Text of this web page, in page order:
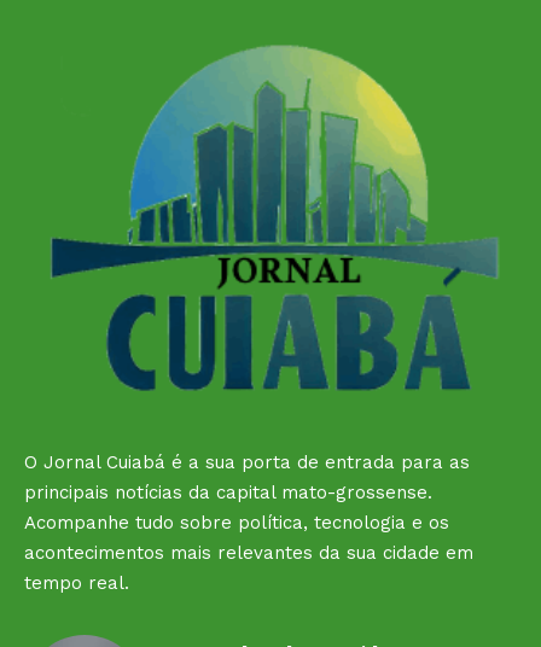
O Jornal Cuiabá é a sua porta de entrada para as
principais notícias da capital mato-grossense.
Acompanhe tudo sobre política, tecnologia e os
acontecimentos mais relevantes da sua cidade em
tempo real.